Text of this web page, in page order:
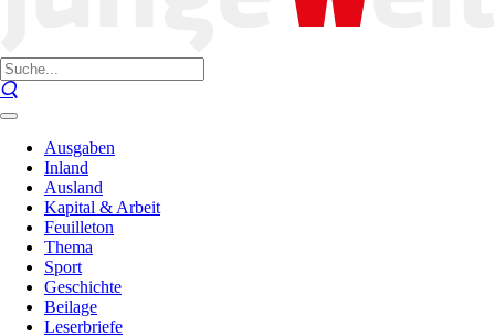
Ausgaben
Inland
Ausland
Kapital & Arbeit
Feuilleton
Thema
Sport
Geschichte
Beilage
Leserbriefe